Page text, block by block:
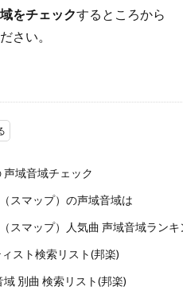
をチェックするところから
さい。
声域音域チェック
スマップ）の声域音域は
スマップ）人気曲 声域音域ランキ
スト検索リスト(邦楽)
域 別曲 検索リスト(邦楽)